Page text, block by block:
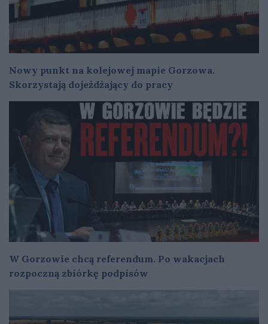
Nowy punkt na kolejowej mapie Gorzowa.
Skorzystają dojeżdżający do pracy
W Gorzowie chcą referendum. Po wakacjach
rozpoczną zbiórkę podpisów